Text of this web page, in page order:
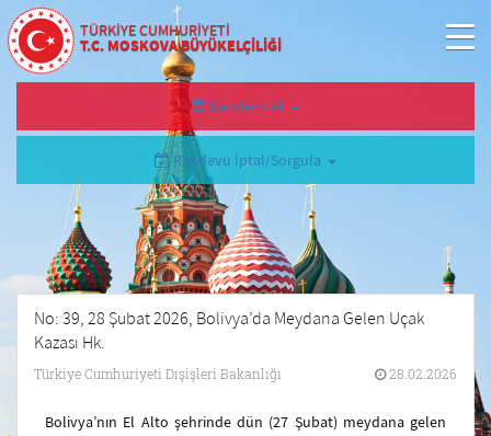
TÜRKİYE CUMHURİYETİ
T.C. MOSKOVA BÜYÜKELÇİLİĞİ
Randevu Al
Randevu İptal/Sorgula
No: 39, 28 Şubat 2026, Bolivya’da Meydana Gelen Uçak
Kazası Hk.
Türkiye Cumhuriyeti Dışişleri Bakanlığı 28.02.2026
Bolivya’nın El Alto şehrinde dün (27 Şubat) meydana gelen